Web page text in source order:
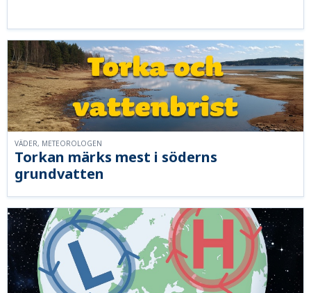
Torkan märks mest i söderns
grundvatten
VÄDER, METEOROLOGEN